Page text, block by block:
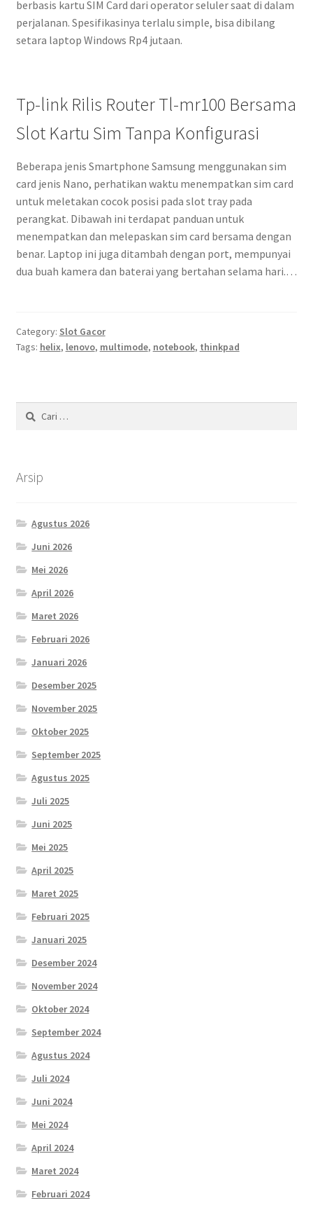
berbasis kartu SIM Card dari operator seluler saat di dalam
perjalanan. Spesifikasinya terlalu simple, bisa dibilang
setara laptop Windows Rp4 jutaan.
Tp-link Rilis Router Tl-mr100 Bersama
Slot Kartu Sim Tanpa Konfigurasi
Beberapa jenis Smartphone Samsung menggunakan sim
card jenis Nano, perhatikan waktu menempatkan sim card
untuk meletakan cocok posisi pada slot tray pada
perangkat. Dibawah ini terdapat panduan untuk
menempatkan dan melepaskan sim card bersama dengan
benar. Laptop ini juga ditambah dengan port, mempunyai
dua buah kamera dan baterai yang bertahan selama hari.…
Category: Slot Gacor
Tags: helix, lenovo, multimode, notebook, thinkpad
Cari
untuk:
Arsip
Agustus 2026
Juni 2026
Mei 2026
April 2026
Maret 2026
Februari 2026
Januari 2026
Desember 2025
November 2025
Oktober 2025
September 2025
Agustus 2025
Juli 2025
Juni 2025
Mei 2025
April 2025
Maret 2025
Februari 2025
Januari 2025
Desember 2024
November 2024
Oktober 2024
September 2024
Agustus 2024
Juli 2024
Juni 2024
Mei 2024
April 2024
Maret 2024
Februari 2024